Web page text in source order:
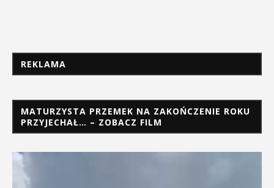
REKLAMA
MATURZYSTA PRZEMEK NA ZAKOŃCZENIE ROKU
PRZYJECHAŁ… – ZOBACZ FILM
Odtwarzacz